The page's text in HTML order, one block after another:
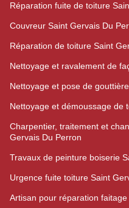
Réparation fuite de toiture
Couvreur Saint Gervais Du
Réparation de toiture Saint
Nettoyage et ravalement de
Nettoyage et pose de
Nettoyage et démoussage de
Charpentier, traitement et
Gervais Du Perron
Travaux de peinture boiserie
Urgence fuite toiture Saint
Artisan pour réparation